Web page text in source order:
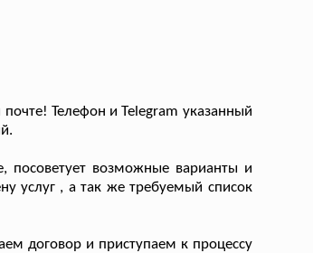
Телефон и Telegram указанный
посоветует возможные варианты и
услуг , а так же требуемый список
договор и приступаем к процессу